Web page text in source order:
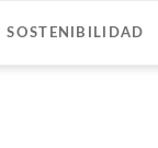
SOSTENIBILIDAD